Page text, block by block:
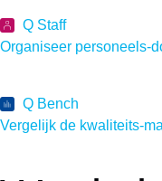
Q Staff
Organiseer personeels-
Q Bench
Vergelijk de kwaliteits-